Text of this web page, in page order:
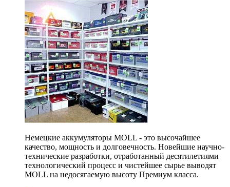
Немецкие аккумуляторы MOLL - это высочайшее
качество, мощность и долговечность. Новейшие научно-
технические разработки, отработанный десятилетиями
технологический процесс и чистейшее сырье выводят
MOLL на недосягаемую высоту Премиум класса.